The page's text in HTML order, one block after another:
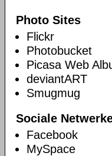
Photo Sites
Flickr
Photobucket
Picasa Web
deviantART
Smugmug
Sociale
Facebook
MySpace